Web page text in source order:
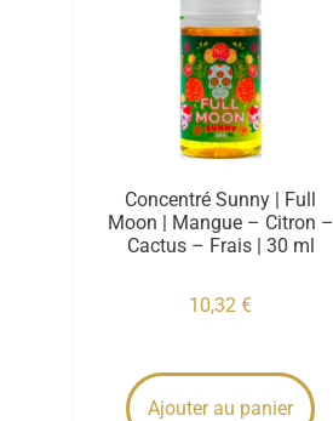
Concentré Sunny | Full
Moon | Mangue – Citron –
Cactus – Frais | 30 ml
10,32€
Ajouter au panier